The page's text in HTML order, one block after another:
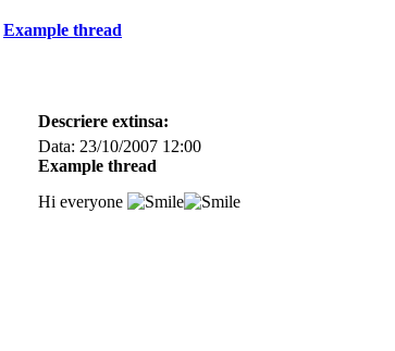
Example thread
Descriere extinsa:
Data: 23/10/2007 12:00
Example thread
Hi everyone